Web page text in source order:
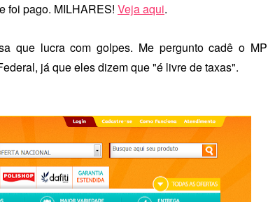
foi pago. MILHARES! Veja aqui.
que lucra com golpes. Me pergunto cadê o MP
já que eles dizem que "é livre de taxas".